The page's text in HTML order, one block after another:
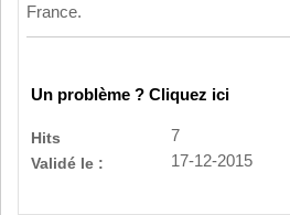
France.
Un problème ? Cliquez ici
Hits
7
Validé le :
17-12-2015